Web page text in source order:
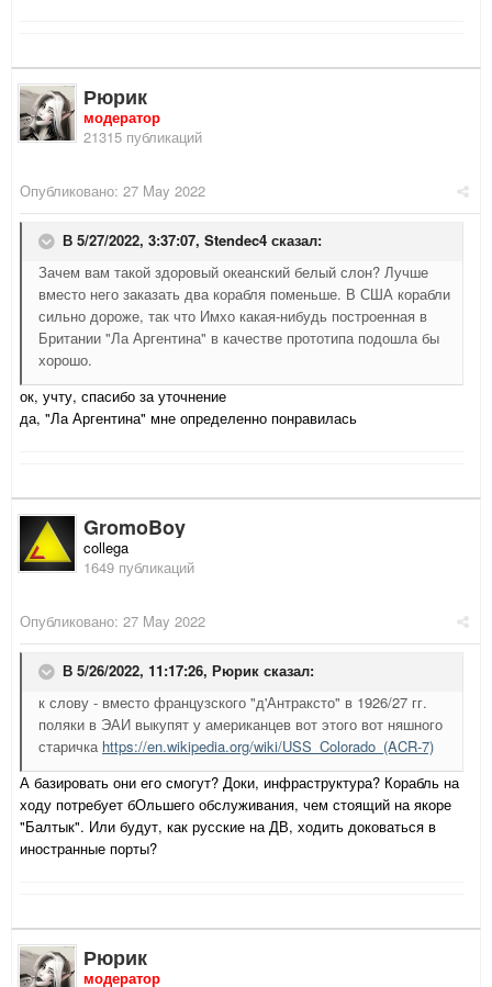
Рюрик
модератор
21315 публикаций
Опубликовано: 27 May 2022
В 5/27/2022, 3:37:07, Stendec4 сказал:
Зачем вам такой здоровый океанский белый слон? Лучше
вместо него заказать два корабля поменьше. В США корабли
сильно дороже, так что Имхо какая-нибудь построенная в
Британии "Ла Аргентина" в качестве прототипа подошла бы
хорошо.
ок, учту, спасибо за уточнение
да, "Ла Аргентина" мне определенно понравилась
GromoBoy
collega
1649 публикаций
Опубликовано: 27 May 2022
В 5/26/2022, 11:17:26, Рюрик сказал:
к слову - вместо французского "д'Антраксто" в 1926/27 гг.
поляки в ЭАИ выкупят у американцев вот этого вот няшного
старичка https://en.wikipedia.org/wiki/USS_Colorado_(ACR-7)
А базировать они его смогут? Доки, инфраструктура? Корабль на
ходу потребует бОльшего обслуживания, чем стоящий на якоре
"Балтык". Или будут, как русские на ДВ, ходить доковаться в
иностранные порты?
Рюрик
модератор